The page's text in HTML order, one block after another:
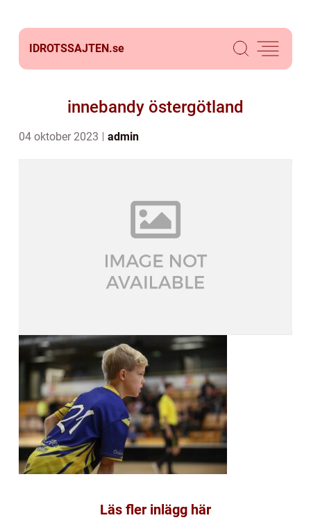
IDROTSSAJTEN.se
innebandy östergötland
04 oktober 2023 admin
Läs fler inlägg här